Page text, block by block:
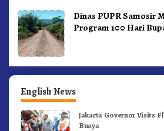
Dinas PUPR Samosir
Program 100 Hari
English News
Jakarta Governor Visits
Buaya